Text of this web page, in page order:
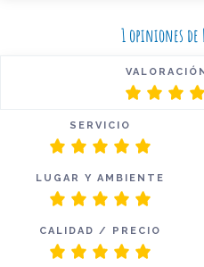
1 opiniones de
SERVICIO
LUGAR Y AMBIENTE
CALIDAD / PRECIO